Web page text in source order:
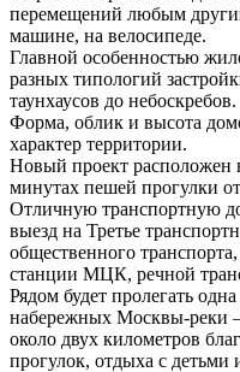
перемещений любым
машине, на велосипеде.
Главной особенностью
разных типологий
таунхаусов до небоскребов.
Форма, облик и высота
характер территории.
Новый проект расположен
минутах пешей прогулки
Отличную транспортную
выезд на Третье
общественного
станции МЦК, речной
Рядом будет пролегать
набережных Москвы-реки
около двух километров
прогулок, отдыха с детьми